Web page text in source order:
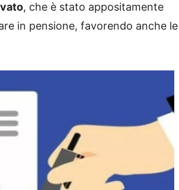
, che è stato appositamente
in pensione, favorendo anche le